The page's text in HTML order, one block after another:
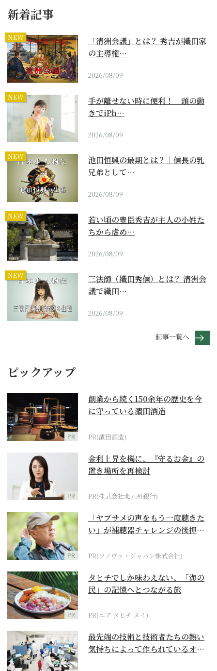
新着記事
NEW
「清洲会議」とは？ 秀吉が織田家
の主導権…
2026/08/09
NEW
手が離せない時に便利！ 頭の動
きでiPh…
2026/08/09
NEW
池田恒興の最期とは？｜信長の乳
兄弟として…
2026/08/09
NEW
若い頃の豊臣秀吉が主人の小姓た
ちから虐め…
2026/08/09
NEW
三法師（織田秀信）とは？ 清洲会
議で織田…
2026/08/09
記事一覧へ
ピックアップ
PR
創業から続く150余年の歴史を今
に守っている濵田酒造
PR(濵田酒造)
PR
金利上昇を機に、『守るお金』の
置き場所を再検討
PR(株式会社北九州銀行)
PR
「ヤブサメの声をもう一度聴きた
い」が補聴器チャレンジの後押し
PR(ソノヴァ・ジャパン株式会社)
PR
タヒチでしか味わえない、「海の
民」の記憶へとつながる旅
PR(エア タヒチ ヌイ)
最先端の技術と技術者たちの熱い
気持ちによって作られているオー